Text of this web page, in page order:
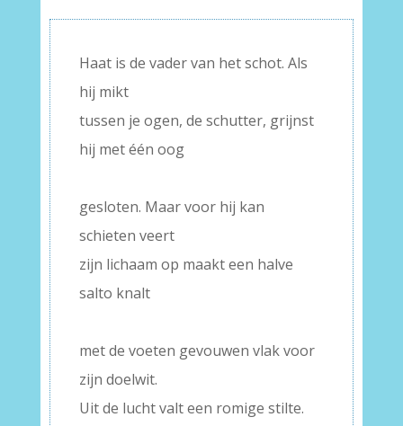
Haat is de vader van het schot. Als
hij mikt
tussen je ogen, de schutter, grijnst
hij met één oog
gesloten. Maar voor hij kan
schieten veert
zijn lichaam op maakt een halve
salto knalt
met de voeten gevouwen vlak voor
zijn doelwit.
Uit de lucht valt een romige stilte.